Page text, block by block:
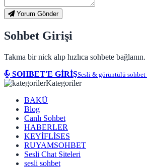
Yorum Gönder
Sohbet Girişi
Takma bir nick alıp hızlıca sohbete bağlanın.
SOHBET'E GİRİŞSesli & görüntülü sohbet
Kategoriler
BAKÜ
Blog
Canlı Sohbet
HABERLER
KEYİFLİSES
RUYAMSOHBET
Sesli Chat Siteleri
sesli sohbet